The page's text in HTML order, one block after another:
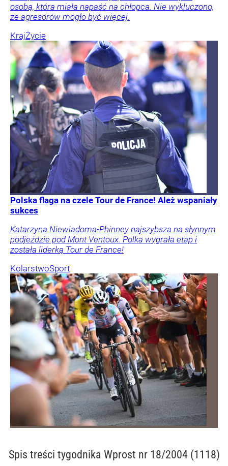
osobą, która miała napaść na chłopca. Nie wykluczono,
że agresorów mogło być więcej.
KrajŻycie
Polska flaga na czele Tour de France! Ależ wspaniały
sukces
Katarzyna Niewiadoma-Phinney najszybsza na słynnym
podjeździe pod Mont Ventoux. Polka wygrała etap i
została liderką Tour de France!
KolarstwoSport
Spis treści tygodnika Wprost nr 18/2004 (1118)